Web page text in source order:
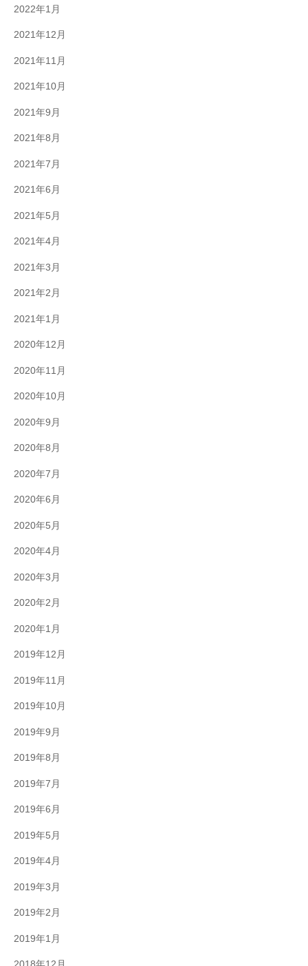
2022年1月
2021年12月
2021年11月
2021年10月
2021年9月
2021年8月
2021年7月
2021年6月
2021年5月
2021年4月
2021年3月
2021年2月
2021年1月
2020年12月
2020年11月
2020年10月
2020年9月
2020年8月
2020年7月
2020年6月
2020年5月
2020年4月
2020年3月
2020年2月
2020年1月
2019年12月
2019年11月
2019年10月
2019年9月
2019年8月
2019年7月
2019年6月
2019年5月
2019年4月
2019年3月
2019年2月
2019年1月